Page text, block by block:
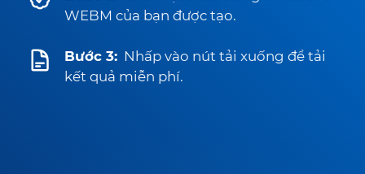
WEBM của bạn được tạo.
Bước 3: Nhấp vào nút tải xuống để tải
kết quả miễn phí.